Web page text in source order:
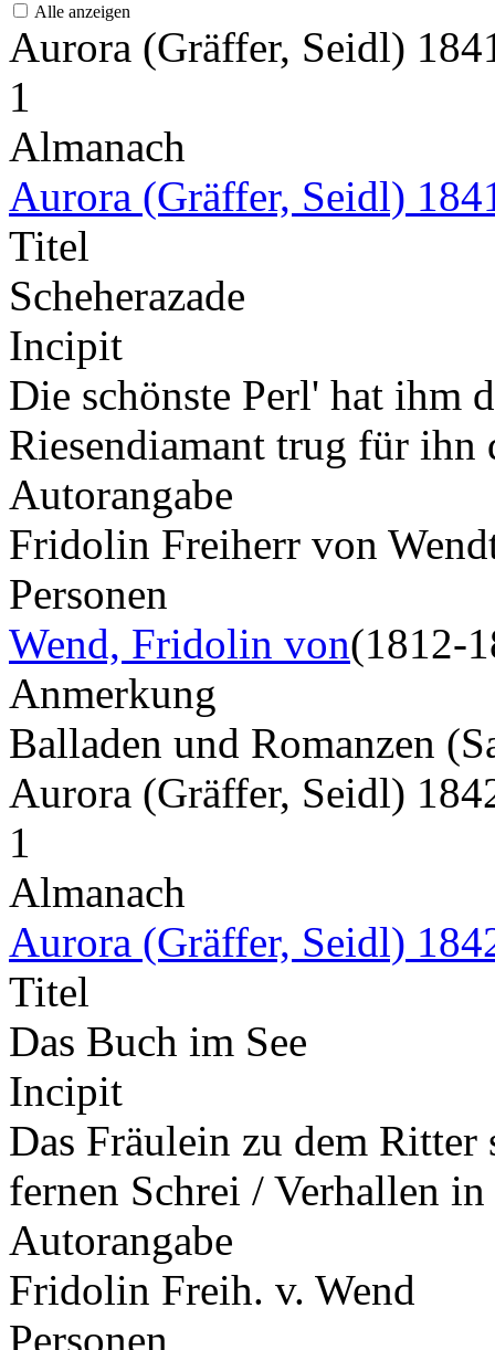
Alle anzeigen
Aurora (Gräffer, Seidl)
1
Almanach
Aurora (Gräffer, Seidl)
Titel
Scheherazade
Incipit
Die schönste Perl' hat ihm
Riesendiamant trug für
Autorangabe
Fridolin Freiherr von
Personen
Wend, Fridolin von(1812-
Anmerkung
Balladen und Romanzen
Aurora (Gräffer, Seidl)
1
Almanach
Aurora (Gräffer, Seidl)
Titel
Das Buch im See
Incipit
Das Fräulein zu dem
fernen Schrei / Verhallen
Autorangabe
Fridolin Freih. v. Wend
Personen